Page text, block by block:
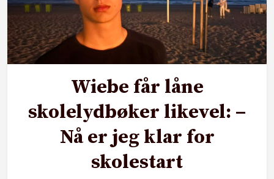
Wiebe får låne
skolelydbøker likevel: –
Nå er jeg klar for
skolestart